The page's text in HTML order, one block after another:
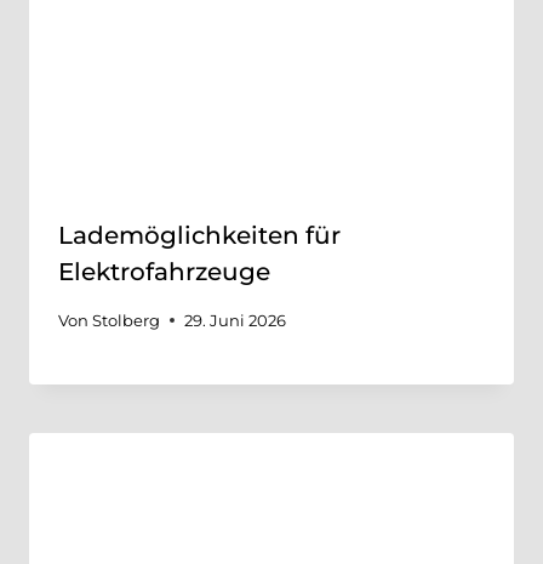
Lademöglichkeiten für
Elektrofahrzeuge
Von Stolberg 29. Juni 2026